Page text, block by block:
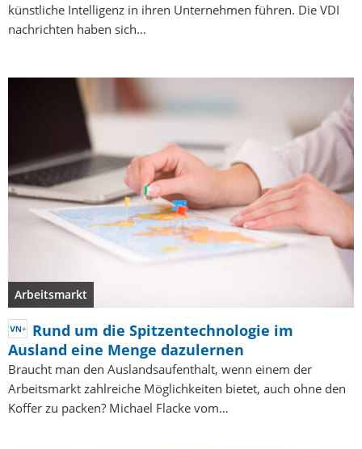
künstliche Intelligenz in ihren Unternehmen führen. Die VDI
nachrichten haben sich…
Arbeitsmarkt
Rund um die Spitzentechnologie im
Ausland eine Menge dazulernen
Braucht man den Auslandsaufenthalt, wenn einem der
Arbeitsmarkt zahlreiche Möglichkeiten bietet, auch ohne den
Koffer zu packen? Michael Flacke vom…